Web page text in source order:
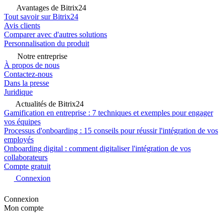
Avantages de Bitrix24
Tout savoir sur Bitrix24
Avis clients
Comparer avec d'autres solutions
Personnalisation du produit
Notre entreprise
À propos de nous
Contactez-nous
Dans la presse
Juridique
Actualités de Bitrix24
Gamification en entreprise : 7 techniques et exemples pour engager
vos équipes
Processus d'onboarding : 15 conseils pour réussir l'intégration de vos
employés
Onboarding digital : comment digitaliser l'intégration de vos
collaborateurs
Compte gratuit
Connexion
Connexion
Mon compte